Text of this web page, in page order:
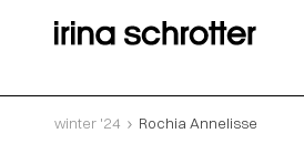
winter '24 Rochia Annelisse